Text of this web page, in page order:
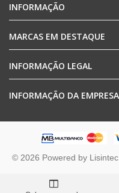
INFORMAÇÃO
MARCAS EM DESTAQUE
INFORMAÇÃO LEGAL
INFORMAÇÃO DA EMPRESA
© 2026 Powered by